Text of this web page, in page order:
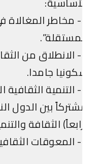
1- مخاطر المغالاة
2- الانطلاق من
جامدا.
3- التنمية الثقافية
بين الدول
الثقافة